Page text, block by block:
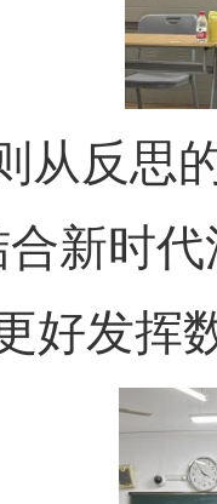
从反思
新时
好发挥